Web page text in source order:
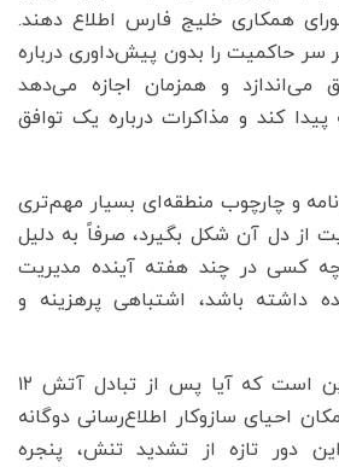
همکاری خلیج فارس اطلاع دهند.
سر حاکمیت را بدون پیش‌داوری درباره
می‌اندازد و همزمان اجازه می‌دهد
پیدا کند و مذاکرات درباره یک توافق
و چارچوب منطقه‌ای بسیار مهم‌تری
از دل آن شکل بگیرد، صرفاً به دلیل
کسی در چند هفته آینده مدیریت
داشته باشد، اشتباهی پرهزینه و
اکنون پرسش اصلی این است که آیا پس از تبادل آتش ۱۲
احیای سازوکار اطلاع‌رسانی دوگانه
دور تازه از تشدید تنش، پنجره